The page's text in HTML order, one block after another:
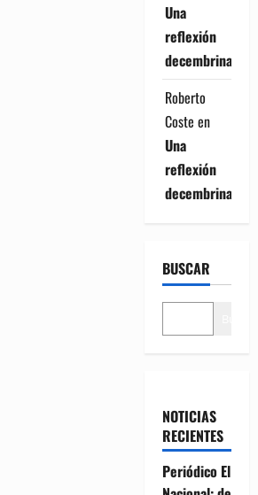
Una
reflexión
decembrina
Roberto
Coste en
Una
reflexión
decembrina
BUSCAR
NOTICIAS
RECIENTES
Periódico El